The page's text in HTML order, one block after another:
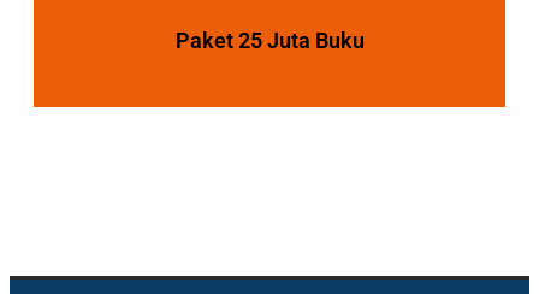
Paket 25 Juta Buku
Diskon 45%